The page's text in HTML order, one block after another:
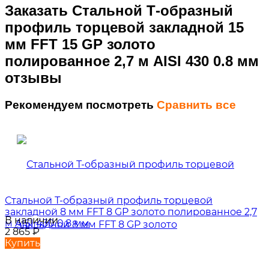
Заказать Стальной Т-образный
профиль торцевой закладной 15
мм FFT 15 GP золото
полированное 2,7 м AISI 430 0.8 мм
отзывы
Рекомендуем посмотреть Сравнить все
Стальной Т-образный профиль торцевой
закладной 8 мм FFT 8 GP золото полированное 2,7
м AISI 430 0.8 мм
В наличии
2 865₽
Купить